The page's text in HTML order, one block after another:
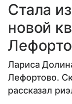
Стала
новой
Лариса
Лефортово.
рассказал